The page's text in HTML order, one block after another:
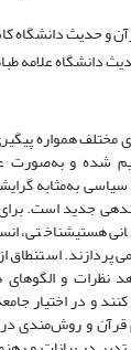
و حدیث دانشگاه
دانشگاه علامه
مختلف همواره
شده و به‌صورت
به‌مثابه
جدید است.
استنطاق
نظرات و الگوهای
و در اختیار
و روش‌مندی در